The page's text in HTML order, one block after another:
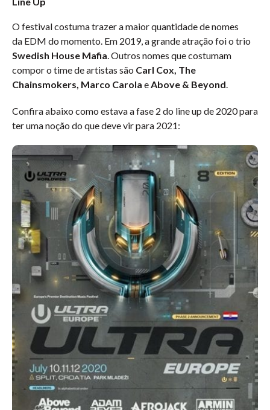
O festival costuma trazer a maior quantidade de nomes
da EDM do momento. Em 2019, a grande atração foi o trio
Swedish House Mafia. Outros nomes que costumam
compor o time de artistas são Carl Cox, The
Chainsmokers, Marco Carola eAbove & Beyond.
Confira abaixo como estava a fase 2 do line up de 2020 para
ter uma noção do que deve vir para 2021: